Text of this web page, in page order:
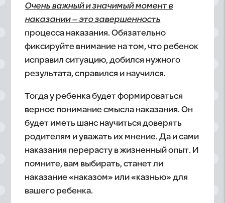
Очень важный и значимый момент в
наказании – это завершенность
процесса наказания. Обязательно
фиксируйте внимание на том, что ребенок
исправил ситуацию, добился нужного
результата, справился и научился.
Тогда у ребенка будет формироваться
верное понимание смысла наказания. Он
будет иметь шанс научиться доверять
родителям и уважать их мнение. Да и сами
наказания перерасту в жизненный опыт. И
помните, вам выбирать, станет ли
наказание «наказом» или «казнью» для
вашего ребенка.